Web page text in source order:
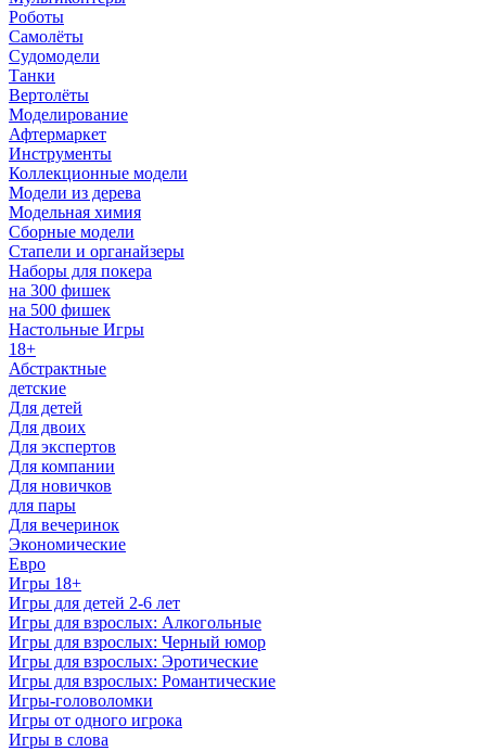
Роботы
Самолёты
Судомодели
Танки
Вертолёты
Моделирование
Афтермаркет
Инструменты
Коллекционные модели
Модели из дерева
Модельная химия
Сборные модели
Стапели и органайзеры
Наборы для покера
на 300 фишек
на 500 фишек
Настольные Игры
18+
Абстрактные
детские
Для детей
Для двоих
Для экспертов
Для компании
Для новичков
для пары
Для вечеринок
Экономические
Евро
Игры 18+
Игры для детей 2-6 лет
Игры для взрослых: Алкогольные
Игры для взрослых: Черный юмор
Игры для взрослых: Эротические
Игры для взрослых: Романтические
Игры-головоломки
Игры от одного игрока
Игры в слова